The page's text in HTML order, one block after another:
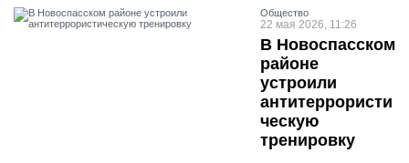
Общество
22 мая 2026, 11:26
В Новоспасском
районе
устроили
антитеррористи
ческую
тренировку